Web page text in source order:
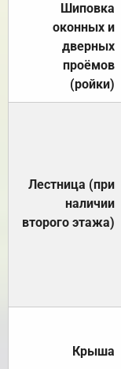
Шиповка
оконных и
дверных
проёмов
(ройки)
Лестница (при
наличии
второго этажа)
Крыша